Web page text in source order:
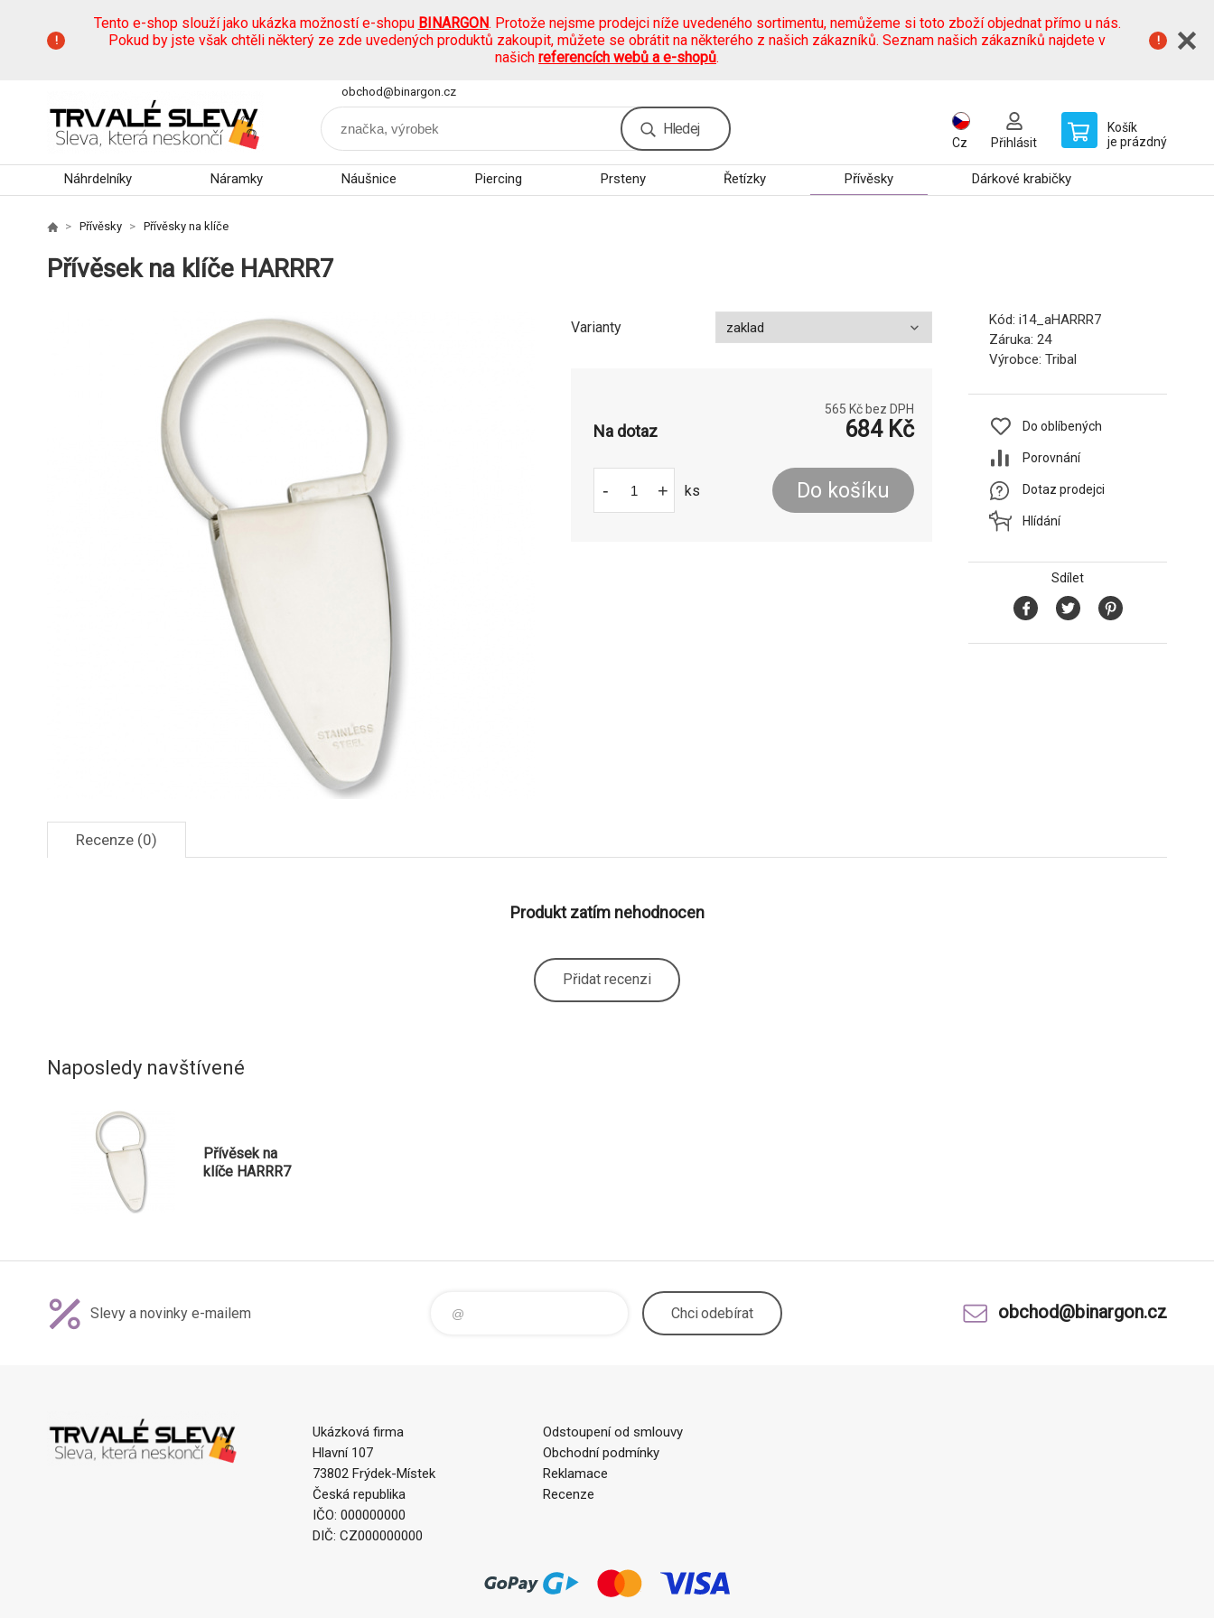
Tento e-shop slouží jako ukázka možností e-shopu BINARGON. Protože nejsme prodejci níže uvedeného sortimentu, nemůžeme si toto zboží objednat přímo u nás.
Pokud by jste však chtěli některý ze zde uvedených produktů zakoupit, můžete se obrátit na některého z našich zákazníků. Seznam našich zákazníků najdete v
našich referencích webů a e-shopů.
obchod@binargon.cz
Hledej
Cz Přihlásit
Košík
je prázdný
Náhrdelníky Náramky Náušnice Piercing Prsteny Řetízky Přívěsky Dárkové krabičky
Přívěsky Přívěsky na klíče
Přívěsek na klíče HARRR7
Varianty
565 Kč bez DPH
Na dotaz 684Kč
- + ks Do košíku
Kód: i14_aHARRR7
Záruka: 24
Výrobce: Tribal
Do oblíbených
Porovnání
Dotaz prodejci
Hlídání
Sdílet
Recenze (0)
Produkt zatím nehodnocen
Přidat recenzi
Naposledy navštívené
Přívěsek na
klíče HARRR7
Slevy a novinky e-mailem Chciodebírat obchod@binargon.cz
Ukázková firma
Hlavní 107
73802 Frýdek-Místek
Česká republika
IČO: 000000000
DIČ: CZ000000000
Odstoupení od smlouvy
Obchodní podmínky
Reklamace
Recenze